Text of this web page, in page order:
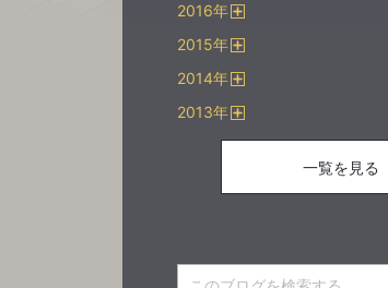
2016年
2015年
2014年
2013年
一覧を見る